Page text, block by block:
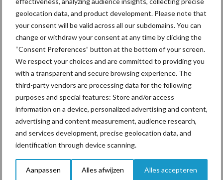
geolocation data, and product development. Please note that
your consent will be valid across all our subdomains. You can
change or withdraw your consent at any time by clicking the
“Consent Preferences” button at the bottom of your screen.
We respect your choices and are committed to providing you
with a transparent and secure browsing experience. The
third-party vendors are processing data for the following
purposes and special features: Store and/or access
information on a device, personalized advertising and content,
advertising and content measurement, audience research,
and services development, precise geolocation data, and
identification through device scanning.
Aanpassen Alles afwijzen Alles accepteren
markt
Themapagina's
Diergezondheid Bemesting Fokkerij
Derogatie Fosfaatrechten